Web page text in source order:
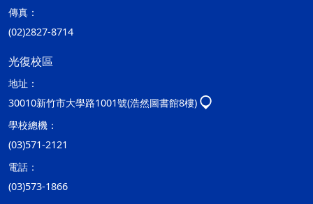
傳真：
(02)2827-8714
光復校區
地址：
30010新竹市大學路1001號(浩然圖書館8樓)
學校總機：
(03)571-2121
電話：
(03)573-1866